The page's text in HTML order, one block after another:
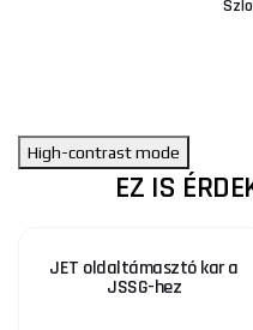
High-contrast mode
EZ IS
JET oldaltámasztó kar a
JSSG-hez